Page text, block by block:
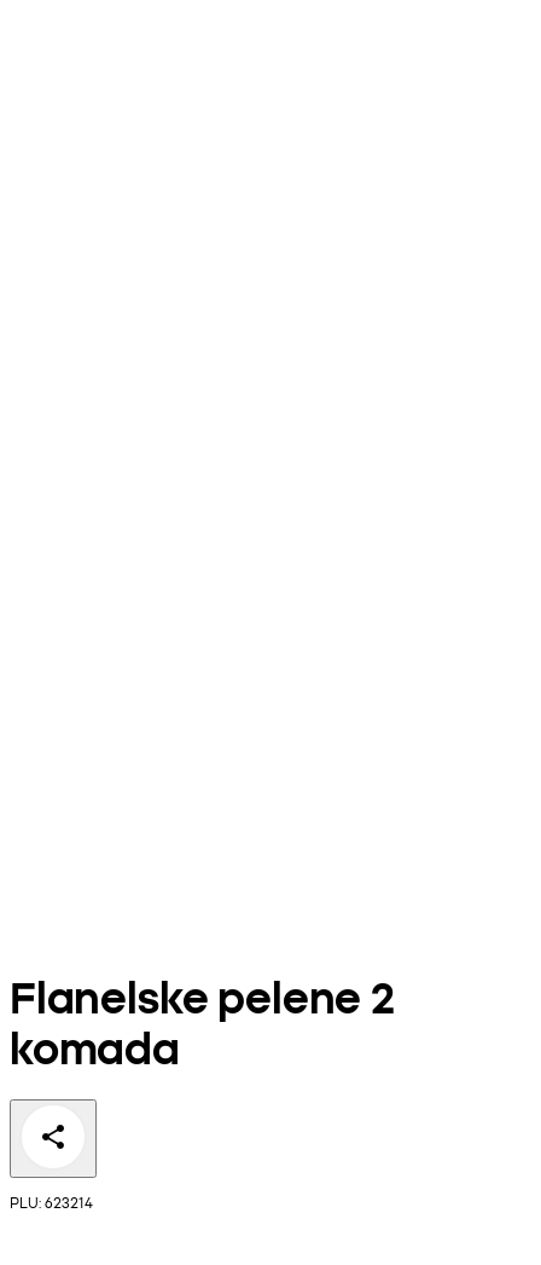
Flanelske pelene 2
komada
PLU: 623214